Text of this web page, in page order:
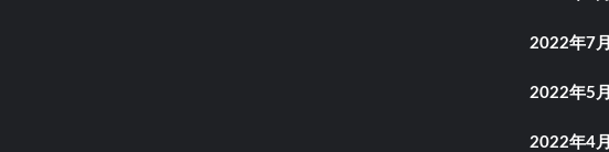
2022年7月
2022年5月
2022年4月